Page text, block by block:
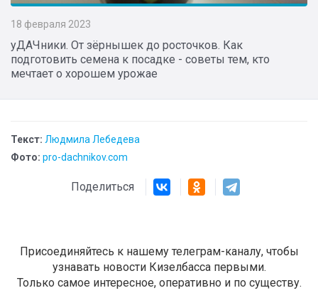
18 февраля 2023
уДАЧники. От зёрнышек до росточков. Как
подготовить семена к посадке - советы тем, кто
мечтает о хорошем урожае
Текст: Людмила Лебедева
Фото: pro-dachnikov.com
Поделиться
Присоединяйтесь к нашему телеграм-каналу, чтобы
узнавать новости Кизелбасса первыми.
Только самое интересное, оперативно и по существу.